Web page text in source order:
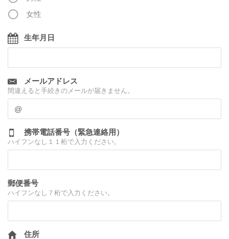
女性
生年月日
メールアドレス
間違えると手続きのメールが届きません。
携帯電話番号（緊急連絡用）
ハイフンなし１１桁で入力ください。
郵便番号
ハイフンなし７桁で入力ください。
住所